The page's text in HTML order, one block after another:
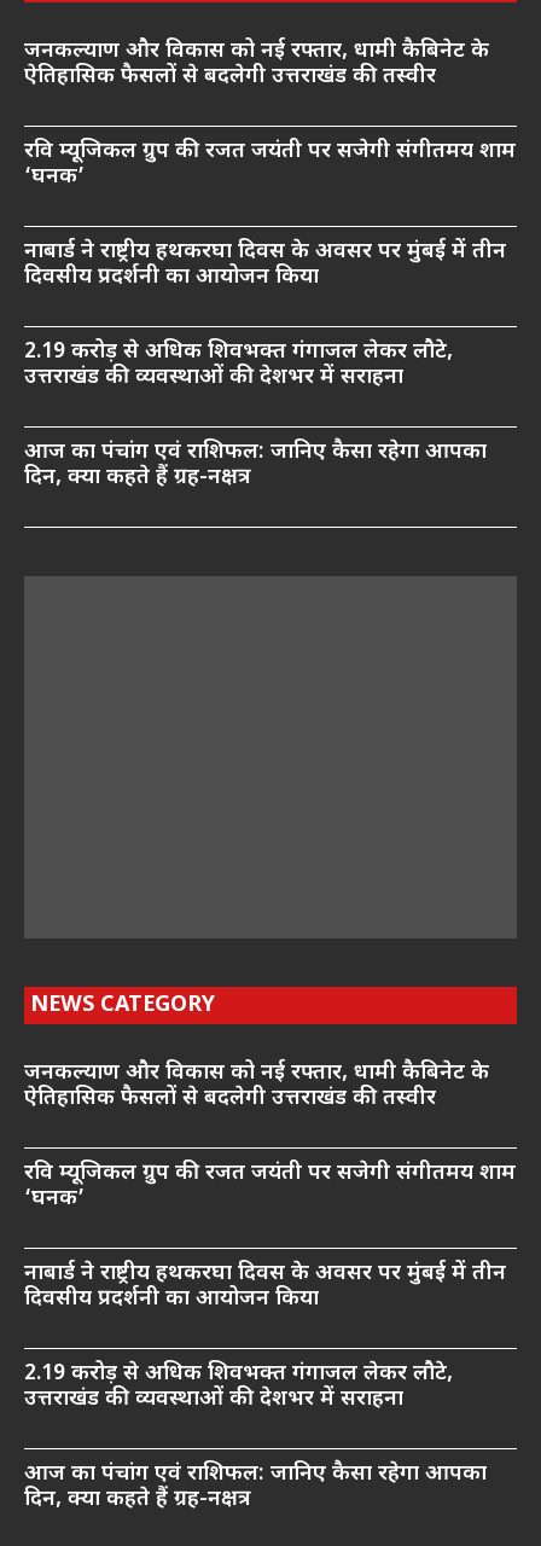
जनकल्याण और विकास को नई रफ्तार, धामी कैबिनेट के
ऐतिहासिक फैसलों से बदलेगी उत्तराखंड की तस्वीर
रवि म्यूजिकल ग्रुप की रजत जयंती पर सजेगी संगीतमय शाम
‘घनक’
नाबार्ड ने राष्ट्रीय हथकरघा दिवस के अवसर पर मुंबई में तीन
दिवसीय प्रदर्शनी का आयोजन किया
2.19 करोड़ से अधिक शिवभक्त गंगाजल लेकर लौटे,
उत्तराखंड की व्यवस्थाओं की देशभर में सराहना
आज का पंचांग एवं राशिफल: जानिए कैसा रहेगा आपका
दिन, क्या कहते हैं ग्रह-नक्षत्र
NEWS CATEGORY
जनकल्याण और विकास को नई रफ्तार, धामी कैबिनेट के
ऐतिहासिक फैसलों से बदलेगी उत्तराखंड की तस्वीर
रवि म्यूजिकल ग्रुप की रजत जयंती पर सजेगी संगीतमय शाम
‘घनक’
नाबार्ड ने राष्ट्रीय हथकरघा दिवस के अवसर पर मुंबई में तीन
दिवसीय प्रदर्शनी का आयोजन किया
2.19 करोड़ से अधिक शिवभक्त गंगाजल लेकर लौटे,
उत्तराखंड की व्यवस्थाओं की देशभर में सराहना
आज का पंचांग एवं राशिफल: जानिए कैसा रहेगा आपका
दिन, क्या कहते हैं ग्रह-नक्षत्र